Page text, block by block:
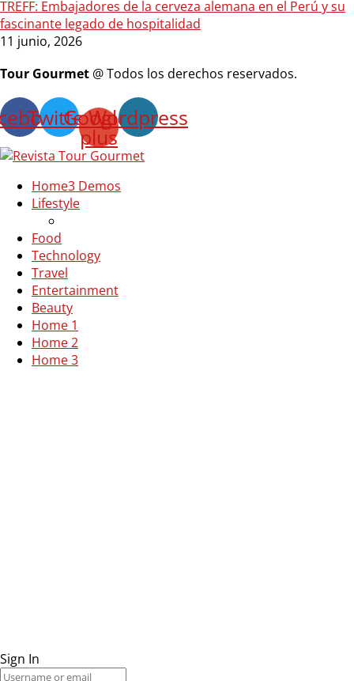
TREFF: Embajadores de la cerveza alemana en el Perú y su
fascinante legado de hospitalidad
11 junio, 2026
Tour Gourmet @ Todos los derechos reservados.
TwitterGoogle-
plus
Wordpress
Home3 Demos
Lifestyle
Food
Technology
Travel
Entertainment
Beauty
Home 1
Home 2
Home 3
Sign In